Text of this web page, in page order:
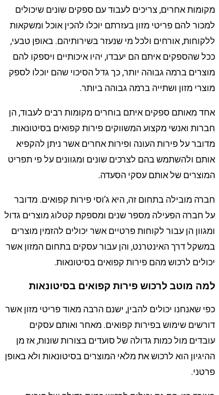
מקומות אחרים, צריכים לעבוד עם ספקים שונים שיכולים
למכור להם פריטי מזון בעזרתם יוכלו להכין אוכל ומשקאות
ללקוחות, אורחים ולכל מי שנעזר בשירותיהם. באופן טבעי,
ככל שהספקים איתם הם יעבדו, יהיו איכותיים ויספקו להם
מוצרים ברמה גבוהה יותר, כך גדל הסיכוי שהם יוכלו לספק
מוצרי מזון ושתייה ברמה גבוהה ביותר.
אחד מאותם ספקים איתם בוחרים מקומות רבים לעבוד, הן
חברות ואנשי מקצוע המשווקים פירות קפואים בסיטונאות.
מדובר על פירות העונה ופירות אחרים אשר ניתן להקפיא
אותם ולהשתמש בהם לצרכים שונים ומגוונים על פי תפריט
המוצרים של אותם עסקי הסעדה.
חברה מובילה בתחום זה, היא ג’וסי פירות קפואים. מדובר
על חברה הפעילה מספר שנים ומספקת קטלוג מוצרים גדול
ומגוון הן עבור לקוחות פרטיים אשר יכולים להזמין מוצרים
במשקל דרך האינטרנט, והן עבור עסקים בתחום המזון אשר
יכולים לרכוש מהם פירות קפואים בסיטונאות.
למה מוטב לרכוש פירות קפואים בסיטונאות
כפי שאנחנו יכולים להבין, ישנם הרבה מאוד פריטי מזון אשר
דורשים שימוש בפירות קפואים. מאחר ואותם עסקים
עובדים מול כמות גדולה של סועדים בצורות שונות, אז מן
ההיגיון הוא לרכוש את מלאי המוצרים בסיטונאות ולא באופן
פרטני.